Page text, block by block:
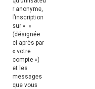
r anonyme,
l’inscription
sur « »
(désignée
ci-après par
« votre
compte »)
et les
messages
que vous